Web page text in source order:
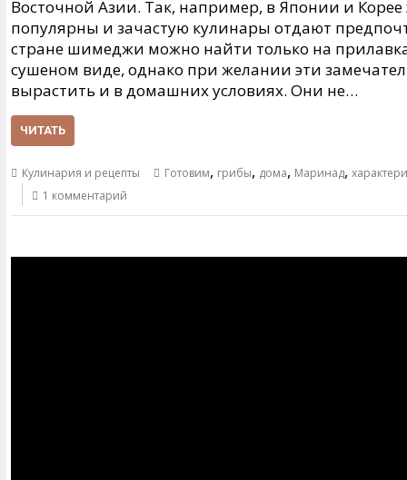
Восточной Азии. Так, например, в Японии и
популярны и зачастую кулинары отдают
стране шимеджи можно найти только на
сушеном виде, однако при желании эти
вырастить и в домашних условиях. Они не…
ЧИТАТЬ
Кулинария и рецепты Готовим, грибы, дома, Маринад,
1 комментарий